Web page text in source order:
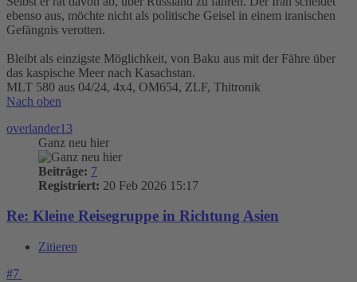
ebenso aus, möchte nicht als politische Geisel in einem iranischen
Gefängnis verotten.
Bleibt als einzigste Möglichkeit, von Baku aus mit der Fähre über
das kaspische Meer nach Kasachstan.
MLT 580 aus 04/24, 4x4, OM654, ZLF, Thitronik
Nach oben
overlander13
Ganz neu hier
Beiträge: 7
Registriert: 20 Feb 2026 15:17
Re: Kleine Reisegruppe in Richtung Asien
Zitieren
#7